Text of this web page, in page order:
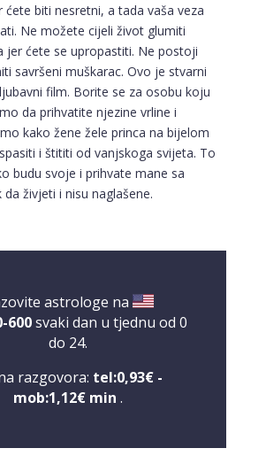
biti nesretni, a tada vaša veza
Ne možete cijeli život glumiti
jer ćete se upropastiti. Ne postoji
savršeni muškarac. Ovo je stvarni
film. Borite se za osobu koju
da prihvatite njezine vrline i
kako žene žele princa na bijelom
i štititi od vanjskoga svijeta. To
budu svoje i prihvate mane sa
živjeti i nisu naglašene.
astrologe na
600svaki dan u tjednu od 0
do 24.
razgovora: tel:0,93€ -
mob:1,12€ min .
VIKTORIJA / Kod 369
- mob:1,12€ min
SANJA/ Kod 07
tarot, visak, rune, numerologija,